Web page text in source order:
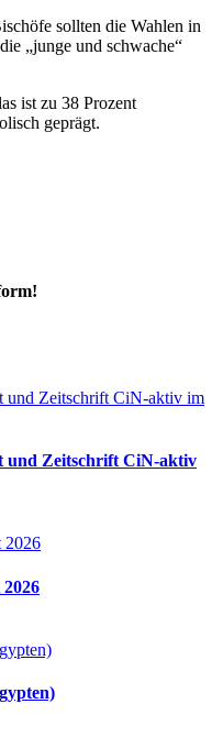
sollten die Wahlen in
„junge und schwache“
ist zu 38 Prozent
geprägt.
und Zeitschrift CiN-aktiv